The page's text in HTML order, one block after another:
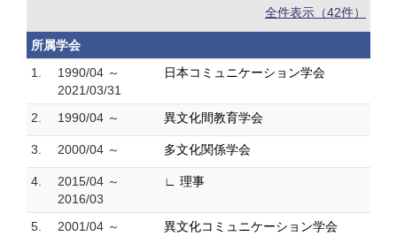
全件表示（42件）
所属学会
1.
1990/04 ～
2021/03/31
日本コミュニケーション学会
2. 1990/04 ～ 異文化間教育学会
3. 2000/04 ～ 多文化関係学会
4.
2015/04 ～
2016/03
∟ 理事
5. 2001/04 ～ 異文化コミュニケーション学会